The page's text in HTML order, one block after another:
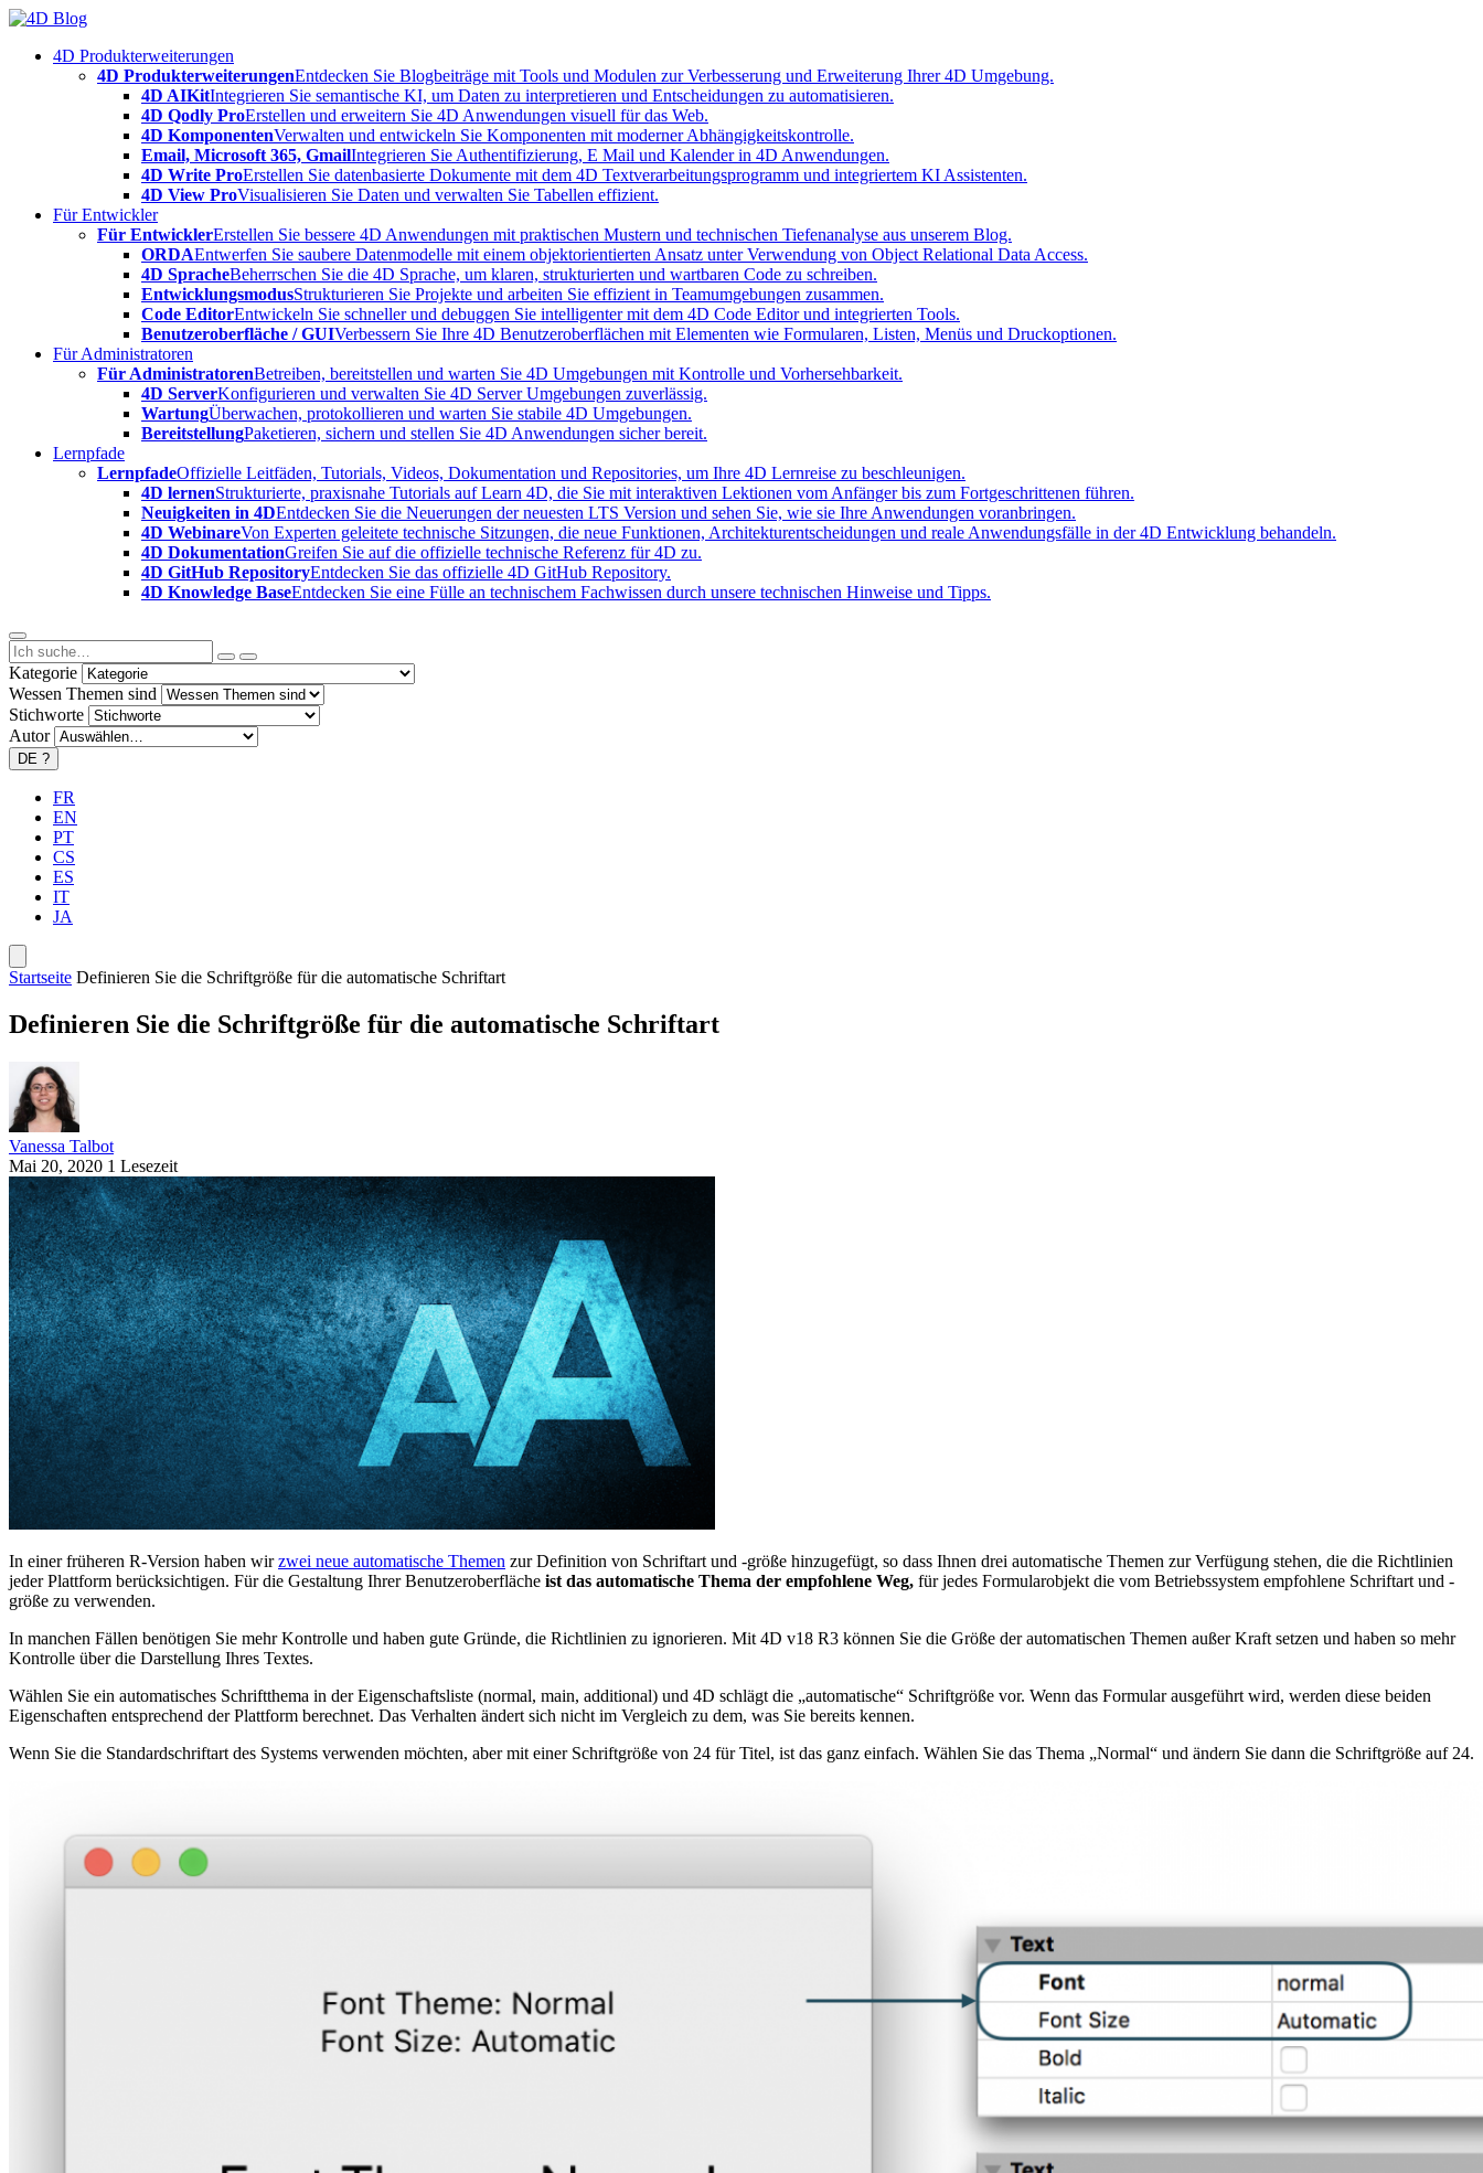
Skip
content4D Produkterweiterungen
4D ProdukterweiterungenEntdecken Sie Blogbeiträge mit Tools und Modulen zur Verbesserung und Erweiterung Ihrer 4D Umgebung.
4D AIKitIntegrieren Sie semantische KI, um Daten zu interpretieren und Entscheidungen zu automatisieren.
4D Qodly ProErstellen und erweitern Sie 4D Anwendungen visuell für das Web.
4D KomponentenVerwalten und entwickeln Sie Komponenten mit moderner Abhängigkeitskontrolle.
Email, Microsoft 365, GmailIntegrieren Sie Authentifizierung, E Mail und Kalender in 4D Anwendungen.
4D Write ProErstellen Sie datenbasierte Dokumente mit dem 4D Textverarbeitungsprogramm und integriertem KI Assistenten.
4D View ProVisualisieren Sie Daten und verwalten Sie Tabellen effizient.
Für Entwickler
Für EntwicklerErstellen Sie bessere 4D Anwendungen mit praktischen Mustern und technischen Tiefenanalyse aus unserem Blog.
ORDAEntwerfen Sie saubere Datenmodelle mit einem objektorientierten Ansatz unter Verwendung von Object Relational Data Access.
4D SpracheBeherrschen Sie die 4D Sprache, um klaren, strukturierten und wartbaren Code zu schreiben.
EntwicklungsmodusStrukturieren Sie Projekte und arbeiten Sie effizient in Teamumgebungen zusammen.
Code EditorEntwickeln Sie schneller und debuggen Sie intelligenter mit dem 4D Code Editor und integrierten Tools.
Benutzeroberfläche / GUIVerbessern Sie Ihre 4D Benutzeroberflächen mit Elementen wie Formularen, Listen, Menüs und Druckoptionen.
Für Administratoren
Für AdministratorenBetreiben, bereitstellen und warten Sie 4D Umgebungen mit Kontrolle und Vorhersehbarkeit.
4D ServerKonfigurieren und verwalten Sie 4D Server Umgebungen zuverlässig.
WartungÜberwachen, protokollieren und warten Sie stabile 4D Umgebungen.
BereitstellungPaketieren, sichern und stellen Sie 4D Anwendungen sicher bereit.
Lernpfade
LernpfadeOffizielle Leitfäden, Tutorials, Videos, Dokumentation und Repositories, um Ihre 4D Lernreise zu beschleunigen.
4D lernenStrukturierte, praxisnahe Tutorials auf Learn 4D, die Sie mit interaktiven Lektionen vom Anfänger bis zum Fortgeschrittenen führen.
Neuigkeiten in 4DEntdecken Sie die Neuerungen der neuesten LTS Version und sehen Sie, wie sie Ihre Anwendungen voranbringen.
4D WebinareVon Experten geleitete technische Sitzungen, die neue Funktionen, Architekturentscheidungen und reale Anwendungsfälle in der 4D Entwicklung behandeln.
4D DokumentationGreifen Sie auf die offizielle technische Referenz für 4D zu.
4D GitHub RepositoryEntdecken Sie das offizielle 4D GitHub Repository.
4D Knowledge BaseEntdecken Sie eine Fülle an technischem Fachwissen durch unsere technischen Hinweise und Tipps.
Kategorie
Wessen Themen sind
Stichworte
Autor
DE ?
FR
EN
PT
CS
ES
IT
JA
Startseite Definieren Sie die Schriftgröße für die automatische Schriftart
Definieren Sie die Schriftgröße für die automatische Schriftart
Vanessa Talbot
Mai 20, 2020 1 Lesezeit
In einer früheren R-Version haben wirzwei neue automatische Themen zur Definition von Schriftart und -größe hinzugefügt, so dass Ihnen drei automatische Themen zur Verfügung stehen, die die Richtlinien
jeder Plattform berücksichtigen. Für die Gestaltung Ihrer Benutzeroberfläche ist das automatische Thema der empfohlene Weg, für jedes Formularobjekt die vom Betriebssystem empfohlene Schriftart und -
größe zu verwenden.
In manchen Fällen benötigen Sie mehr Kontrolle und haben gute Gründe, die Richtlinien zu ignorieren. Mit 4D v18 R3 können Sie die Größe der automatischen Themen außer Kraft setzen und haben so mehr
Kontrolle über die Darstellung Ihres Textes.
Wählen Sie ein automatisches Schriftthema in der Eigenschaftsliste (normal, main, additional) und 4D schlägt die „automatische“ Schriftgröße vor. Wenn das Formular ausgeführt wird, werden diese beiden
Eigenschaften entsprechend der Plattform berechnet. Das Verhalten ändert sich nicht im Vergleich zu dem, was Sie bereits kennen.
Wenn Sie die Standardschriftart des Systems verwenden möchten, aber mit einer Schriftgröße von 24 für Titel, ist das ganz einfach. Wählen Sie das Thema „Normal“ und ändern Sie dann die Schriftgröße auf 24.